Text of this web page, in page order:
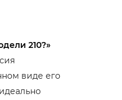
210?»
виде его